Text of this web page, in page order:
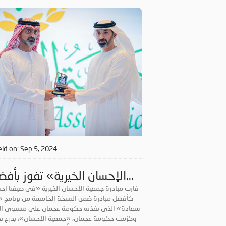
on:Sep 5, 2024
مبادرة في «صيفنا سعادة»
فازت مبادرة جمعية الإحسان الخيرية «في صيفنا
كأفضل مبادرة ضمن النسخة الخامسة من برنامج
سعادة» الذي نفذته حكومة عجمان على مستوى
وكرّمت حكومة عجمان، «جمعية الإحسان»، بدرع